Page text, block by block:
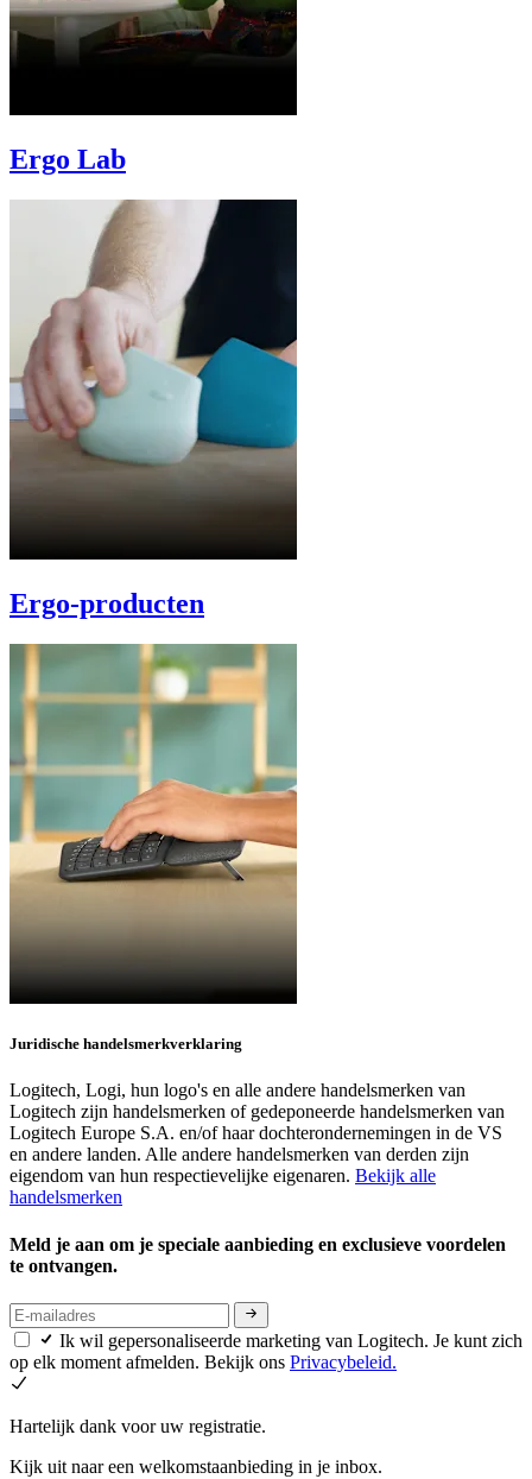
Ergo Lab
Ergo-producten
Juridische handelsmerkverklaring
Logitech, Logi, hun logo's en alle andere handelsmerken van
Logitech zijn handelsmerken of gedeponeerde handelsmerken van
Logitech Europe S.A. en/of haar dochterondernemingen in de VS
en andere landen. Alle andere handelsmerken van derden zijn
eigendom van hun respectievelijke eigenaren. Bekijk alle
handelsmerken
Meld je aan om je speciale aanbieding en exclusieve voordelen
te ontvangen.
Ik wil gepersonaliseerde marketing van Logitech. Je kunt zich
op elk moment afmelden. Bekijk ons Privacybeleid.
Hartelijk dank voor uw registratie.
Kijk uit naar een welkomstaanbieding in je inbox.